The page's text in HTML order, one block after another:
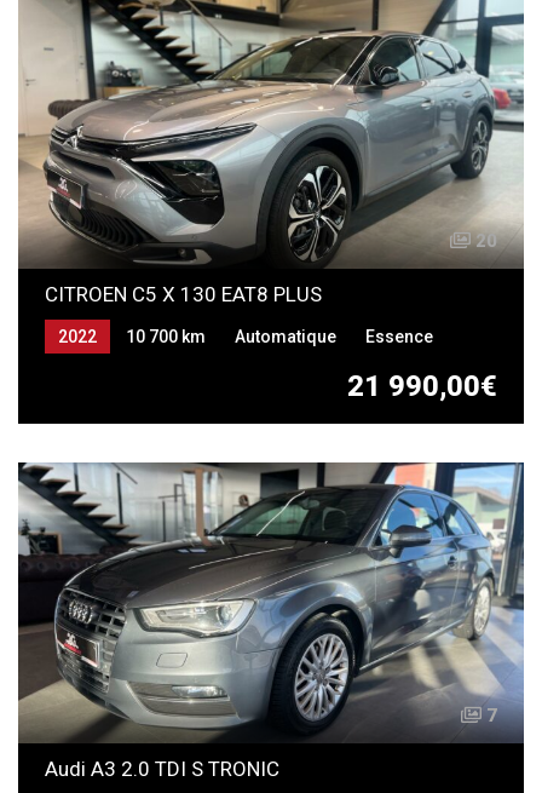
20
CITROEN C5 X 130 EAT8 PLUS
21 990,00€
2022 10 700 km Automatique Essence
7
Audi A3 2.0 TDI S TRONIC